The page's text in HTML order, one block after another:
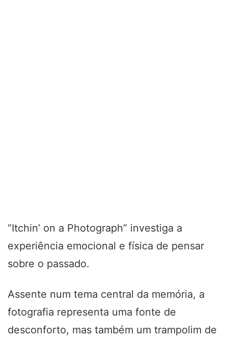
“Itchin’ on a Photograph” investiga a
experiência emocional e física de pensar
sobre o passado.
Assente num tema central da memória, a
fotografia representa uma fonte de
desconforto, mas também um trampolim de